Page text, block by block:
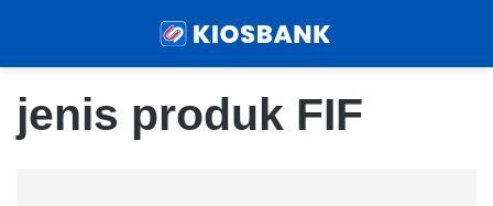
jenis produk FIF